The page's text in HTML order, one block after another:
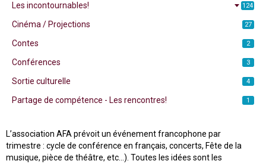
Les incontournables! 124
Cinéma / Projections 27
Contes 2
Conférences 3
Sortie culturelle 4
Partage de compétence - Les rencontres! 1
L’association AFA prévoit un événement francophone par
trimestre : cycle de conférence en français, concerts, Fête de la
musique, pièce de théâtre, etc…). Toutes les idées sont les